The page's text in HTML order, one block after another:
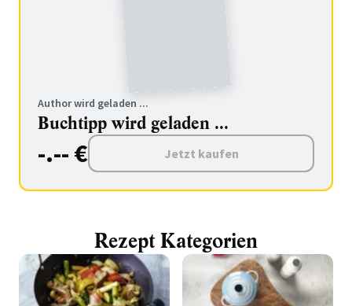
Author wird geladen ...
Buchtipp wird geladen ...
-.-- € Jetzt kaufen
Rezept Kategorien